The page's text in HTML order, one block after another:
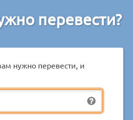
перевести?
нужно перевести, и